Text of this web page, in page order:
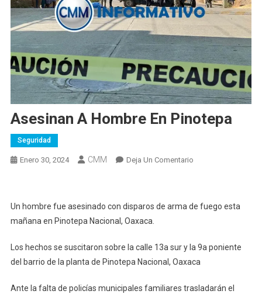
Asesinan A Hombre En Pinotepa
Seguridad
Enero 30, 2024 CMM Deja Un ComentarioEn
Un hombre fue asesinado con disparos de arma de fuego esta
mañana en Pinotepa Nacional, Oaxaca.
Los hechos se suscitaron sobre la calle 13a sur y la 9a poniente
del barrio de la planta de Pinotepa Nacional, Oaxaca
Ante la falta de policías municipales familiares trasladarán el